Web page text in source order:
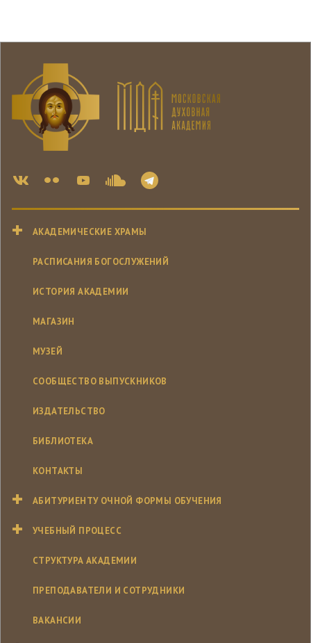
АКАДЕМИЧЕСКИЕ ХРАМЫ
РАСПИСАНИЯ БОГОСЛУЖЕНИЙ
ИСТОРИЯ АКАДЕМИИ
МАГАЗИН
МУЗЕЙ
СООБЩЕСТВО ВЫПУСКНИКОВ
ИЗДАТЕЛЬСТВО
БИБЛИОТЕКА
КОНТАКТЫ
АБИТУРИЕНТУ ОЧНОЙ ФОРМЫ ОБУЧЕНИЯ
УЧЕБНЫЙ ПРОЦЕСС
СТРУКТУРА АКАДЕМИИ
ПРЕПОДАВАТЕЛИ И СОТРУДНИКИ
ВАКАНСИИ